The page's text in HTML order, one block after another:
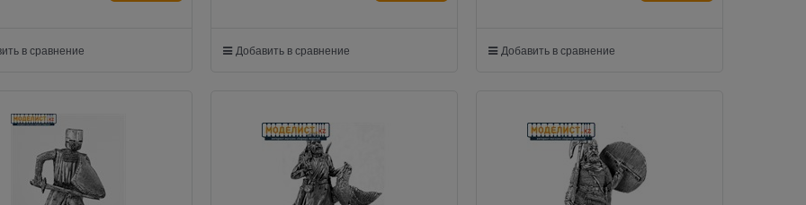
в сравнение Добавить в сравнение Добавить в сравнение